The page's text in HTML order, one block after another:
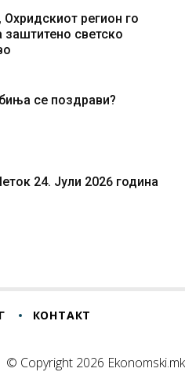
регион го
заштитено светско
се поздрави?
24. Јули 2026 година
КОНТАКТ
© Copyright 2026 Ekonomski.mk